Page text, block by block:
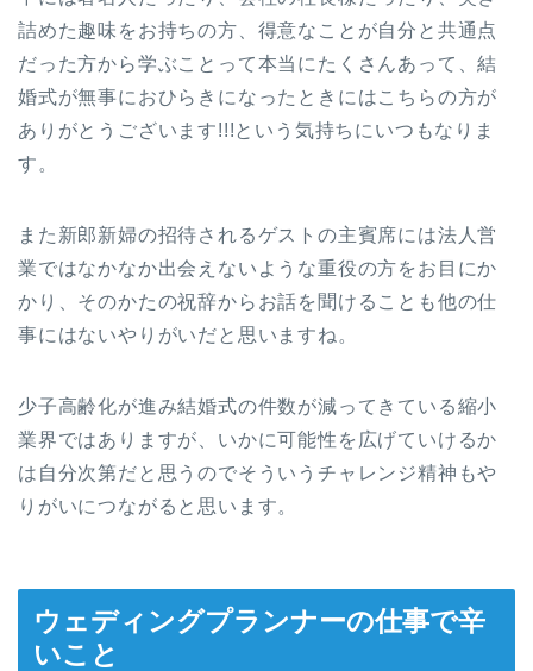
詰めた趣味をお持ちの方、得意なことが自分と共通点
だった方から学ぶことって本当にたくさんあって、結
婚式が無事におひらきになったときにはこちらの方が
ありがとうございます!!!という気持ちにいつもなりま
す。
また新郎新婦の招待されるゲストの主賓席には法人営
業ではなかなか出会えないような重役の方をお目にか
かり、そのかたの祝辞からお話を聞けることも他の仕
事にはないやりがいだと思いますね。
少子高齢化が進み結婚式の件数が減ってきている縮小
業界ではありますが、いかに可能性を広げていけるか
は自分次第だと思うのでそういうチャレンジ精神もや
りがいにつながると思います。
ウェディングプランナーの仕事で辛
いこと